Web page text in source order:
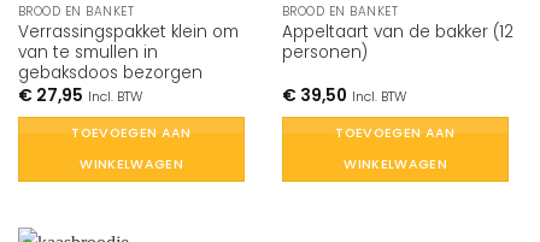
BROOD EN BANKET
Verrassingspakket klein om
van te smullen in
gebaksdoos bezorgen
€27,95 Incl. BTW
TOEVOEGEN AAN
WINKELWAGEN
BROOD EN BANKET
Appeltaart van de bakker (12
personen)
€39,50 Incl. BTW
TOEVOEGEN AAN
WINKELWAGEN